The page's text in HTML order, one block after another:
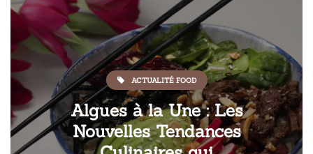
ACTUALITÉ FOOD
Algues à la Une : Les
Nouvelles Tendances